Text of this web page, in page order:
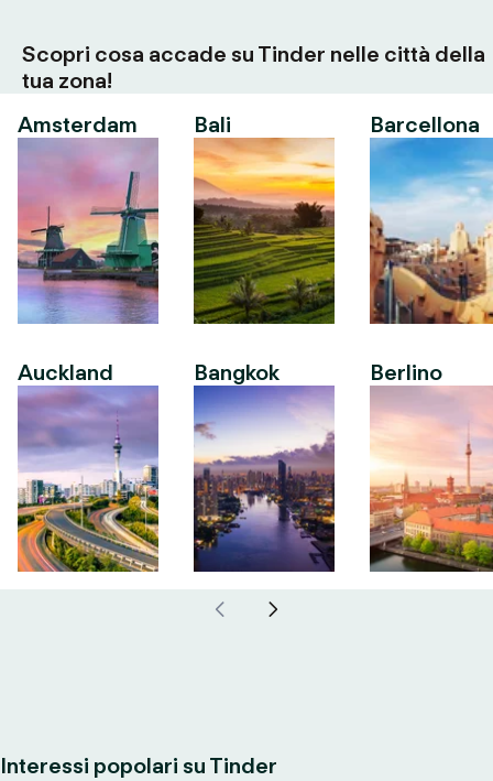
Scopri cosa accade su Tinder nelle città della
tua zona!
Amsterdam
Auckland
Bali
Bangkok
Barcellona
Berlino
Interessi popolari su Tinder